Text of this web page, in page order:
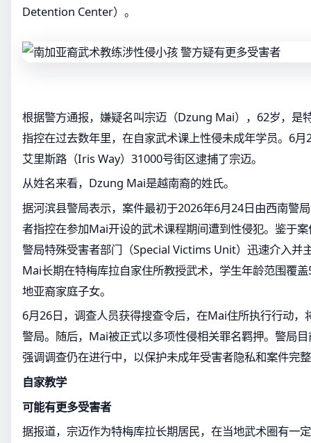
Detention Center）。
根据警方通报，嫌疑名叫宗迈（Dzung Mai），62岁，是
指控在过去数年里，在自家武术课上性侵未成年学员。6
艾里斯路（Iris Way）31000号街区逮捕了宗迈。
从姓名来看，Dzung Mai是越南裔的姓氏。
据河滨县警局表示，案件最初于2026年6月24日由西南警
者指控在参加Mai开设的武术课程期间遭到性侵犯。鉴于
警局特殊受害者部门（Special Victims Unit）迅速介入并
Mai长期在特梅库拉自家住所教授武术，学生年龄范围覆
地亚裔家庭子女。
6月26日，调查人员获得搜查令后，在Mai住所执行行动，
警局。随后，Mai被正式以多项性侵相关罪名羁押。警局
强调调查仍在进行中，以保护未成年受害者隐私和案件完
自家教学
可能有更多受害者
据报道，宗迈作为特梅库拉长期居民，在当地武术圈有一